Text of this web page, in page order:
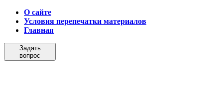
О сайте
Условия перепечатки материалов
Главная
Задать
вопрос